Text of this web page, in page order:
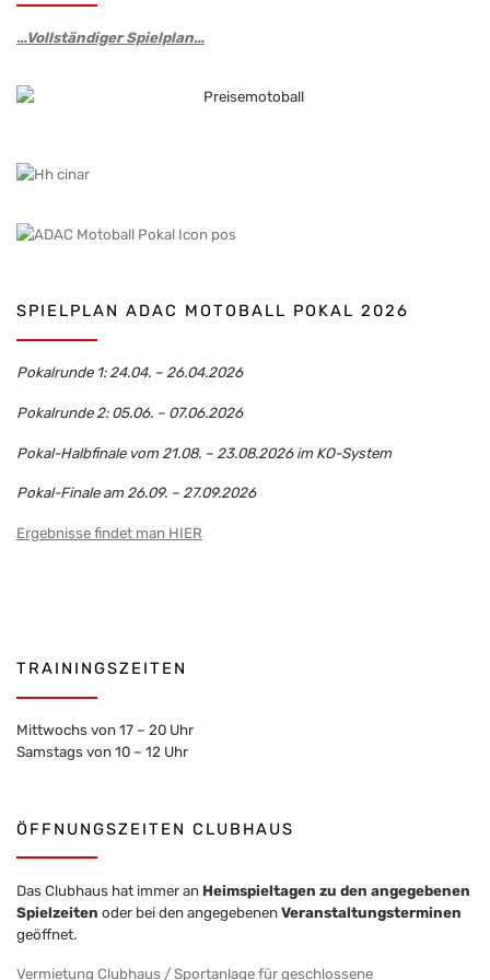
…Vollständiger Spielplan…
SPIELPLAN ADAC MOTOBALL POKAL 2026
Pokalrunde 1: 24.04. – 26.04.2026
Pokalrunde 2: 05.06. – 07.06.2026
Pokal-Halbfinale vom 21.08. – 23.08.2026 im KO-System
Pokal-Finale am 26.09. – 27.09.2026
Ergebnisse findet man HIER
TRAININGSZEITEN
Mittwochs von 17 – 20 Uhr
Samstags von 10 – 12 Uhr
ÖFFNUNGSZEITEN CLUBHAUS
Das Clubhaus hat immer an Heimspieltagen zu den angegebenen
Spielzeiten oder bei den angegebenenVeranstaltungsterminen
geöffnet.
Vermietung Clubhaus / Sportanlage für geschlossene